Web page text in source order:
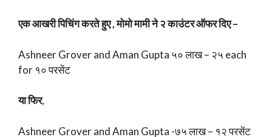
एक आखरी पिचिंग करते हुए , मोमो मामी ने २ काउंटर ऑफर दिए –
Ashneer Grover and Aman Gupta ५० लाख – २५ each
for १० परसेंट
या फिर,
Ashneer Grover and Aman Gupta -७५ लाख – १२ परसेंट